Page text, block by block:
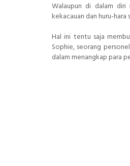
Walaupun di dalam diri
kekacauan dan huru-
Hal ini tentu saja
Sophie, seorang
dalam menangkap para